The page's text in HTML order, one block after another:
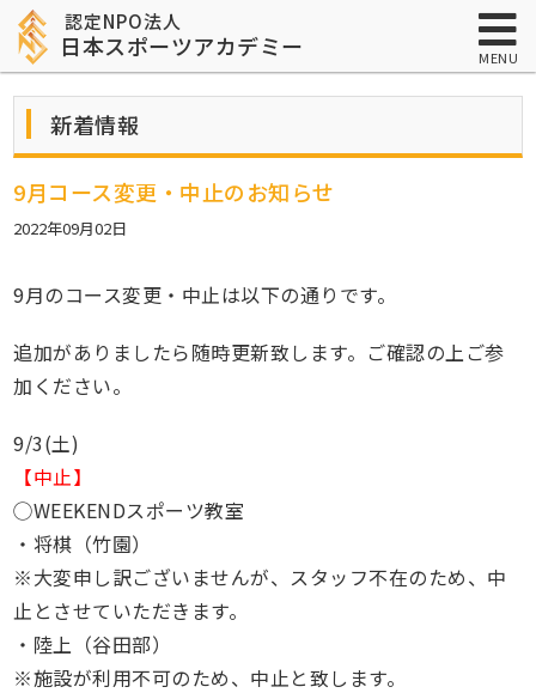
MENU
認定NPO法人
日本スポーツアカデミー
新着情報
9月コース変更・中止のお知らせ
2022年09月02日
9月のコース変更・中止は以下の通りです。
追加がありましたら随時更新致します。ご確認の上ご参
加ください。
9/3(土)
【中止】
◯WEEKENDスポーツ教室
・将棋（竹園）
※大変申し訳ございませんが、スタッフ不在のため、中
止とさせていただきます。
・陸上（谷田部）
※施設が利用不可のため、中止と致します。